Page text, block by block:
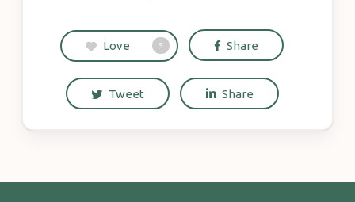
Love 5 Share
Tweet Share